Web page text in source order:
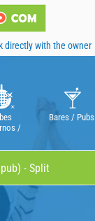
directly with the owner
/
Bares / Pubs